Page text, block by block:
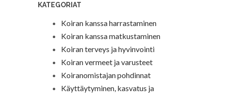
KATEGORIAT
Koiran kanssa harrastaminen
Koiran kanssa matkustaminen
Koiran terveys ja hyvinvointi
Koiran vermeet ja varusteet
Koiranomistajan pohdinnat
Käyttäytyminen, kasvatus ja